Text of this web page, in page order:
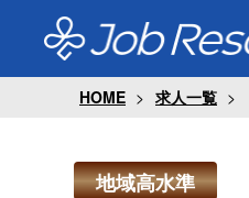
HOME 求人一覧
地域高水準